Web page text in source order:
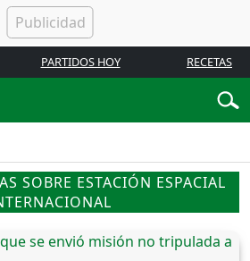
PARTIDOS HOY RECETAS
SOBRE ESTACIÓN ESPACIAL